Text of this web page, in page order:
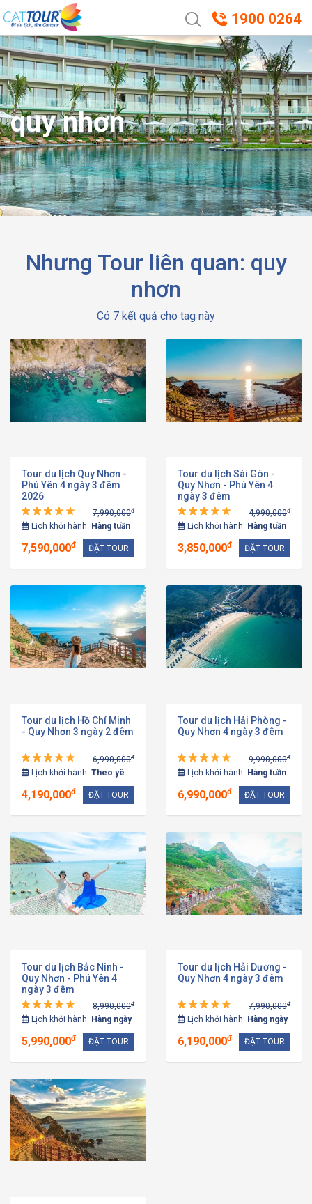
1900 0264
quy nhơn
Nhưng Tour liên quan: quy
nhơn
Có 7 kết quả cho tag này
Tour du lịch Quy Nhơn -
Phú Yên 4 ngày 3 đêm
2026
7,990,000đ
Lịch khởi hành: Hàng tuần
7,590,000đ ĐẶT TOUR
Tour du lịch Sài Gòn -
Quy Nhơn - Phú Yên 4
ngày 3 đêm
4,990,000đ
Lịch khởi hành: Hàng tuần
3,850,000đ ĐẶT TOUR
Tour du lịch Hồ Chí Minh
- Quy Nhơn 3 ngày 2 đêm
6,990,000đ
Lịch khởi hành: Theo yêu cầu
4,190,000đ ĐẶT TOUR
Tour du lịch Hải Phòng -
Quy Nhơn 4 ngày 3 đêm
9,990,000đ
Lịch khởi hành: Hàng tuần
6,990,000đ ĐẶT TOUR
Tour du lịch Bắc Ninh -
Quy Nhơn - Phú Yên 4
ngày 3 đêm
8,990,000đ
Lịch khởi hành: Hàng ngày
5,990,000đ ĐẶT TOUR
Tour du lịch Hải Dương -
Quy Nhơn 4 ngày 3 đêm
7,990,000đ
Lịch khởi hành: Hàng ngày
6,190,000đ ĐẶT TOUR